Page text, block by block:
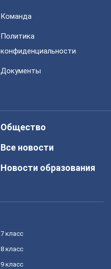
Команда
Политика
конфиденциальности
Документы
Общество
Все новости
Новости образования
7 класс
8 класс
9 класс